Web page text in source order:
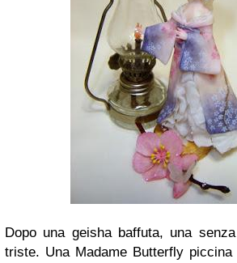
Dopo una geisha baffuta, una
triste. Una Madame Butterfly